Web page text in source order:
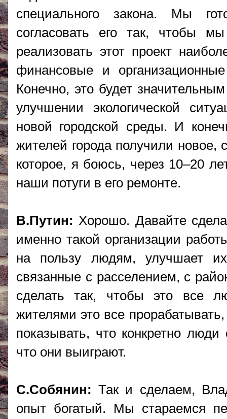
специального закона. Мы
согласовать его так, чтобы
реализовать этот проект
финансовые и
Конечно, это будет
улучшении экологической
новой городской среды. И
жителей города получили новое,
которое, я боюсь, через 10–20
наши потуги в его ремонте.
В.Путин: Хорошо. Давайте
именно такой организации
на пользу людям, улучшает
связанные с расселением, с
сделать так, чтобы это все
жителями это все
показывать, что конкретно
что они выиграют.
С.Собянин: Так и сделаем,
опыт богатый. Мы стараемся